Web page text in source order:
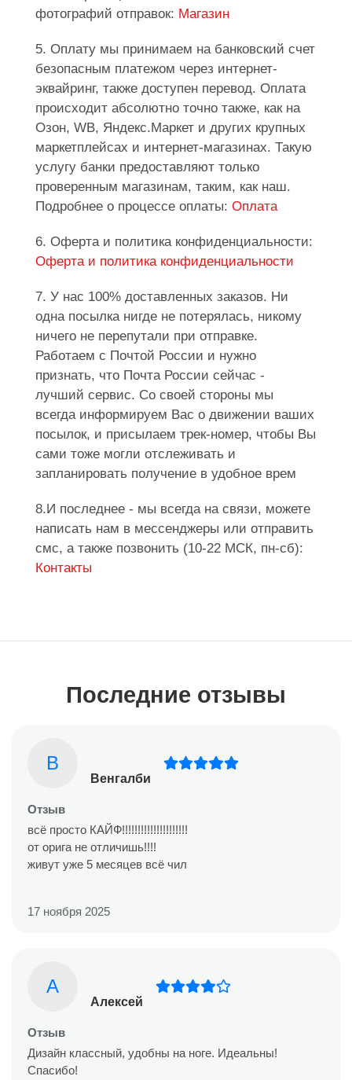
фотографий отправок: Магазин
5. Оплату мы принимаем на банковский счет
безопасным платежом через интернет-
эквайринг, также доступен перевод. Оплата
происходит абсолютно точно также, как на
Озон, WB, Яндекс.Маркет и других крупных
маркетплейсах и интернет-магазинах. Такую
услугу банки предоставляют только
проверенным магазинам, таким, как наш.
Подробнее о процессе оплаты: Оплата
6. Оферта и политика конфиденциальности:
Оферта и политика конфиденциальности
7. У нас 100% доставленных заказов. Ни
одна посылка нигде не потерялась, никому
ничего не перепутали при отправке.
Работаем с Почтой России и нужно
признать, что Почта России сейчас -
лучший сервис. Со своей стороны мы
всегда информируем Вас о движении ваших
посылок, и присылаем трек-номер, чтобы Вы
сами тоже могли отслеживать и
запланировать получение в удобное врем
8.И последнее - мы всегда на связи, можете
написать нам в мессенджеры или отправить
смс, а также позвонить (10-22 МСК, пн-сб):
Контакты
Последние отзывы
В
Венгалби
Отзыв
всё просто КАЙФ!!!!!!!!!!!!!!!!!!!!!
от орига не отличишь!!!!
живут уже 5 месяцев всё чил
17 ноября 2025
А
Алексей
Отзыв
Дизайн классный, удобны на ноге. Идеальны!
Спасибо!